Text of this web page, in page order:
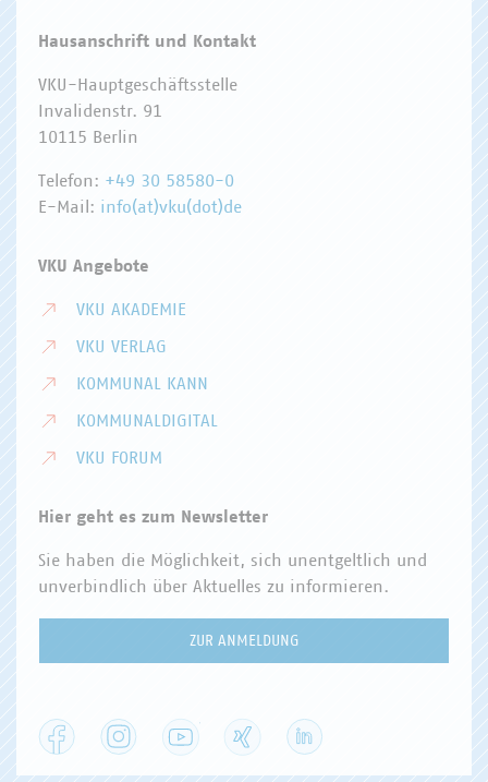
Hausanschrift und Kontakt
VKU-Hauptgeschäftsstelle
Invalidenstr. 91
10115 Berlin
Telefon: +49 30 58580-0
E-Mail: info(at)vku(dot)de
VKU Angebote
VKU AKADEMIE
VKU VERLAG
KOMMUNAL KANN
KOMMUNALDIGITAL
VKU FORUM
Hier geht es zum Newsletter
Sie haben die Möglichkeit, sich unentgeltlich und
unverbindlich über Aktuelles zu informieren.
ZUR ANMELDUNG
Facebook Instagram YouTube